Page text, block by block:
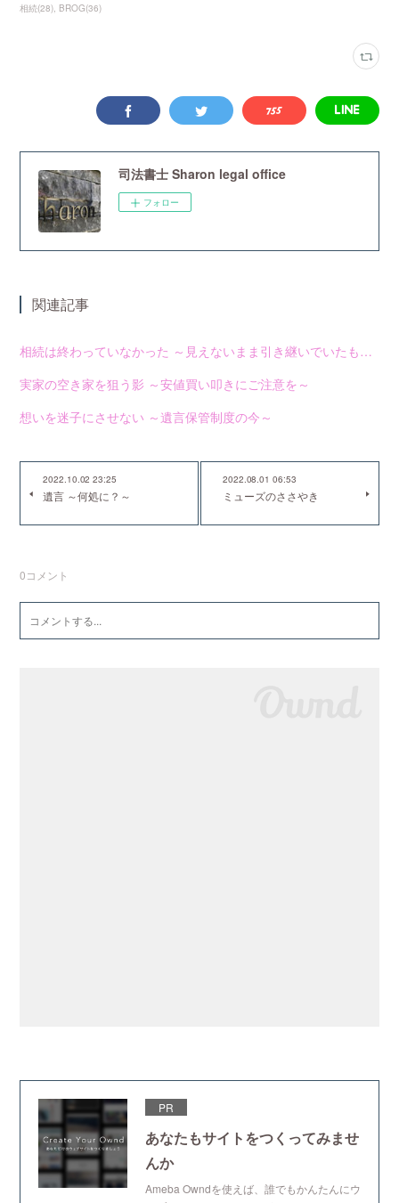
相続(28) BROG(36)
司法書士 Sharon legal office
フォロー
関連記事
相続は終わっていなかった ～見えないまま引き継いでいたもの～
実家の空き家を狙う影 ～安値買い叩きにご注意を～
想いを迷子にさせない ～遺言保管制度の今～
2022.10.02 23:25
遺言 ～何処に？～
2022.08.01 06:53
ミューズのささやき
0コメント
PR
あなたもサイトをつくってみませ
んか
Ameba Owndを使えば、誰でもかんたんにウ